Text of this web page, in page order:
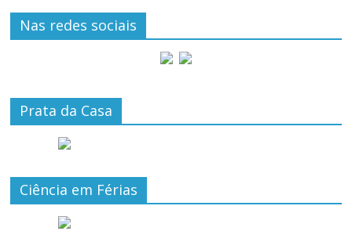
Nas redes sociais
Prata da Casa
Ciência em Férias